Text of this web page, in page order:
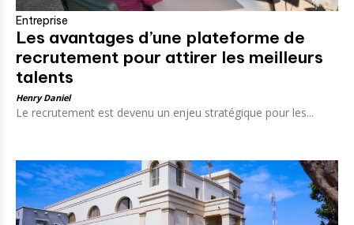
Entreprise
Les avantages d’une plateforme de
recrutement pour attirer les meilleurs
talents
Henry Daniel
Le recrutement est devenu un enjeu stratégique pour les...